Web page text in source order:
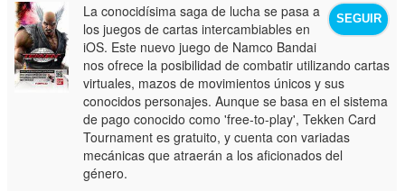
SEGUIR
La conocidísima saga de lucha se pasa a
los juegos de cartas intercambiables en
iOS. Este nuevo juego de Namco Bandai
nos ofrece la posibilidad de combatir utilizando cartas
virtuales, mazos de movimientos únicos y sus
conocidos personajes. Aunque se basa en el sistema
de pago conocido como 'free-to-play', Tekken Card
Tournament es gratuito, y cuenta con variadas
mecánicas que atraerán a los aficionados del
género.